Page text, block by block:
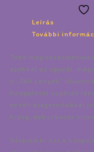
Leírás
További
Tedd még
ezekkel az egyedi,
a „Téli Lányok”
hangulatot sugárzó
és téli kiegészítőkkel
hideg, bekuckózós
Válaszd ki azt a